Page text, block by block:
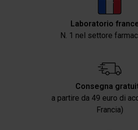
Laboratorio
N. 1 nel settore
Consegna
a partire da 49 euro di
Francia)